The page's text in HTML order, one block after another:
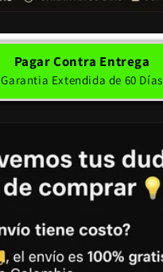
Pagar Contra Entrega
Garantia Extendida de 60 Días